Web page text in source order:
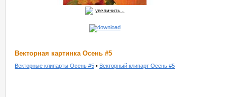
увеличить...
Векторная картинка Осень #5
Векторные клипарты Осень #5 • Векторный клипарт Осень #5